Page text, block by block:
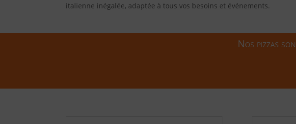
italienne inégalée, adaptée à tous vos besoins et événements.
Nos pizzas